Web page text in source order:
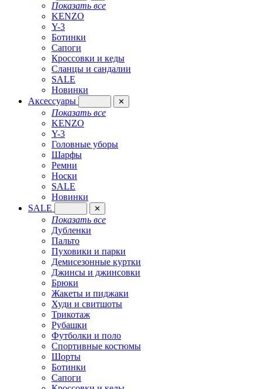
Показать все
KENZO
Y-3
Ботинки
Сапоги
Кроссовки и кеды
Сланцы и сандалии
SALE
Новинки
Аксессуары
✕
Показать все
KENZO
Y-3
Головные уборы
Шарфы
Ремни
Носки
SALE
Новинки
SALE
✕
Показать все
Дубленки
Пальто
Пуховики и парки
Демисезонные куртки
Джинсы и джинсовки
Брюки
Жакеты и пиджаки
Худи и свитшоты
Трикотаж
Рубашки
Футболки и поло
Спортивные костюмы
Шорты
Ботинки
Сапоги